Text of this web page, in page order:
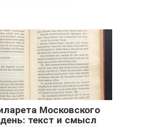
Московского
текст и смысл